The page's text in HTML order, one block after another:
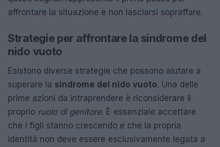
affrontare la situazione e non lasciarsi sopraffare.
Strategie per affrontare la sindrome del
nido vuoto
Esistono diverse strategie che possono aiutare a
superare la sindrome del nido vuoto. Una delle
prime azioni da intraprendere è riconsiderare il
proprio ruolo di genitore. È essenziale accettare
che i figli stanno crescendo e che la propria
identità non deve essere esclusivamente legata a